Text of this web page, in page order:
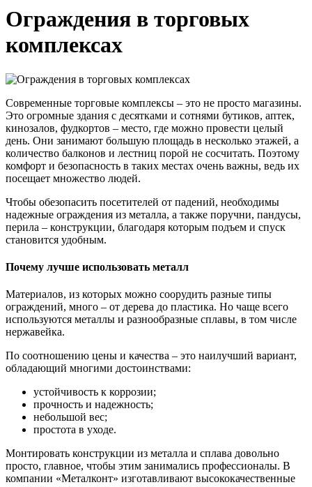
Ограждения в торговых
комплексах
Современные торговые комплексы – это не просто магазины.
Это огромные здания с десятками и сотнями бутиков, аптек,
кинозалов, фудкортов – место, где можно провести целый
день. Они занимают большую площадь в несколько этажей, а
количество балконов и лестниц порой не сосчитать. Поэтому
комфорт и безопасность в таких местах очень важны, ведь их
посещает множество людей.
Чтобы обезопасить посетителей от падений, необходимы
надежные ограждения из металла, а также поручни, пандусы,
перила – конструкции, благодаря которым подъем и спуск
становится удобным.
Почему лучше использовать металл
Материалов, из которых можно соорудить разные типы
ограждений, много – от дерева до пластика. Но чаще всего
используются металлы и разнообразные сплавы, в том числе
нержавейка.
По соотношению цены и качества – это наилучший вариант,
обладающий многими достоинствами:
устойчивость к коррозии;
прочность и надежность;
небольшой вес;
простота в уходе.
Монтировать конструкции из металла и сплава довольно
просто, главное, чтобы этим занимались профессионалы. В
компании «Металконт» изготавливают высококачественные